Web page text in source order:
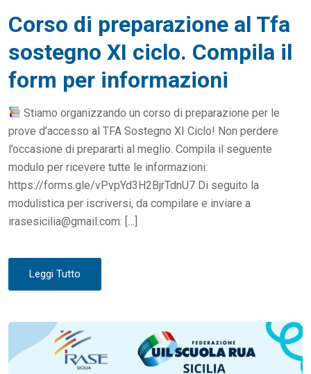
T
E
D
O
Corso di preparazione al Tfa
sostegno XI ciclo. Compila il
form per informazioni
​Stiamo organizzando un corso di preparazione per le
prove d’accesso al TFA Sostegno XI Ciclo! ​Non perdere
l’occasione di prepararti al meglio. Compila il seguente
modulo per ricevere tutte le informazioni:
https://forms.gle/vPvpYd3H2BjrTdnU7 Di seguito la
modulistica per iscriversi, da compilare e inviare a
irasesicilia@gmail.com: […]
Leggi Tutto